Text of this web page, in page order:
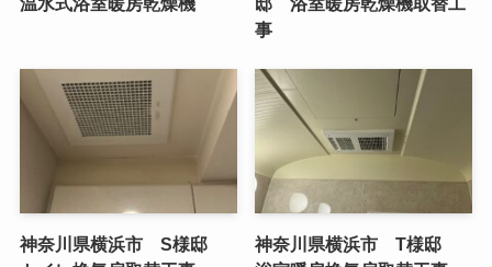
事
神奈川県横浜市 S様邸
神奈川県横浜市 T様邸